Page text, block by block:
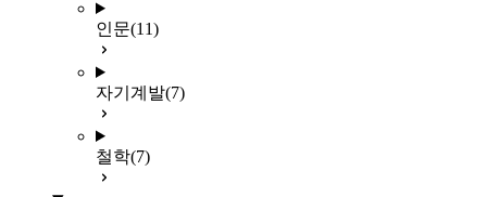
인문(11)
자기계발(7)
철학(7)